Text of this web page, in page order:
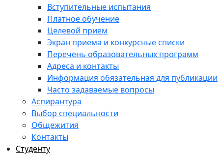
Вступительные испытания
Платное обучение
Целевой прием
Экран приема и конкурсные списки
Перечень образовательных программ
Адреса и контакты
Информация обязательная для публикации
Часто задаваемые вопросы
Аспирантура
Выбор специальности
Общежития
Контакты
Студенту